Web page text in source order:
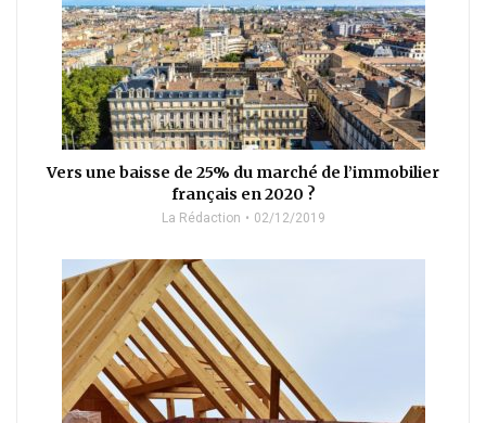
Vers une baisse de 25% du marché de l’immobilier
français en 2020 ?
La Rédaction 02/12/2019